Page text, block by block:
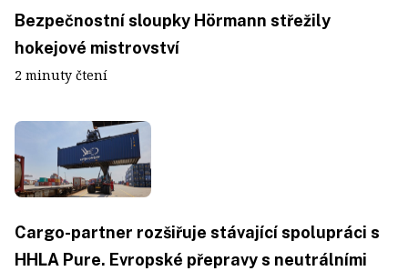
Bezpečnostní sloupky Hörmann střežily
hokejové mistrovství
2 minuty čtení
Cargo-partner rozšiřuje stávající spolupráci s
HHLA Pure. Evropské přepravy s neutrálními